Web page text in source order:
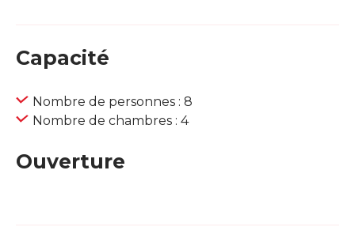
Capacité
Nombre de personnes : 8
Nombre de chambres : 4
Ouverture